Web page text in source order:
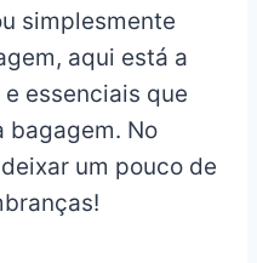
simplesmente
aqui está a
essenciais que
bagagem. No
um pouco de